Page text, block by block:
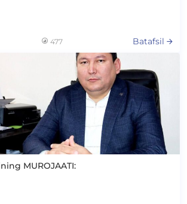
477 Batafsil
MUROJAATI: